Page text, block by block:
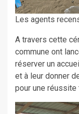
Les agents
A travers cette
commune ont
réserver un
et à leur donner
pour une